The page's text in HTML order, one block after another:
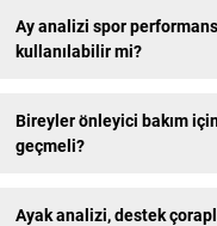
Ay analizi spor
kullanılabilir mi?
Bireyler önleyici bakım
geçmeli?
Ayak analizi, destek